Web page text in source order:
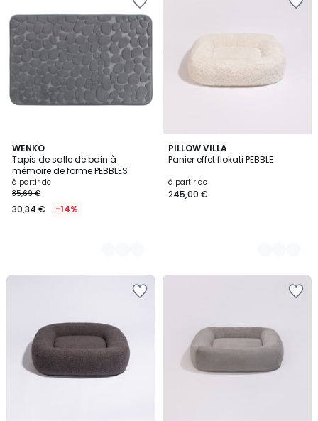
WENKO
Tapis de salle de bain à
mémoire de forme PEBBLES
à partir de
35,69 €
30,34 € -14%
2
Couleurs
PILLOW VILLA
Panier effet flokati PEBBLE
à partir de
245,00 €
2
Couleurs